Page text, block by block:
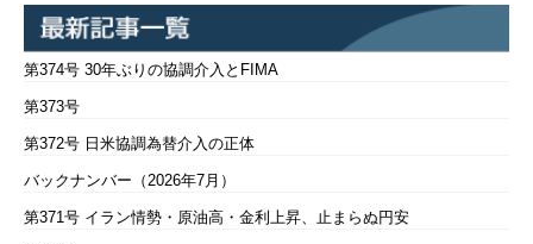
第374号 30年ぶりの協調介入とFIMA
第373号
第372号 日米協調為替介入の正体
バックナンバー（2026年7月）
第371号 イラン情勢・原油高・金利上昇、止まらぬ円安